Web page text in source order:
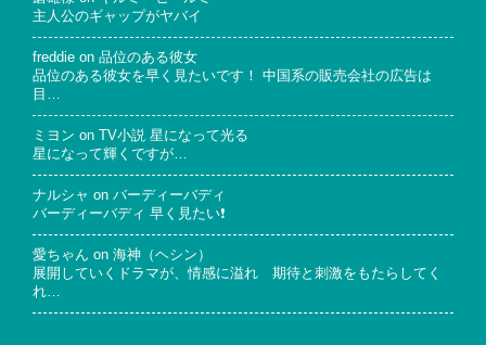
主人公のギャップがヤバイ
freddie on 品位のある彼女
品位のある彼女を早く見たいです！ 中国系の販売会社の広告は
目…
ミヨン on
TV小説 星になって光る
星になって輝くですが…
ナルシャ on バーディーバディ
バーディーバディ 早く見たい❗
愛ちゃん on 海神（ヘシン）
展開していくドラマが、情感に溢れ 期待と刺激をもたらしてく
れ…